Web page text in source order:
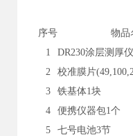
序号 物品
1
DR230涂层测厚
2
校准膜片
3
铁基体1块
4
便携仪器包1个
5
七号电池3节